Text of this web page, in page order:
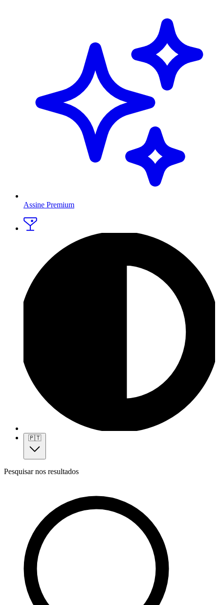
Assine Premium
🇵🇹
Pesquisar nos resultados